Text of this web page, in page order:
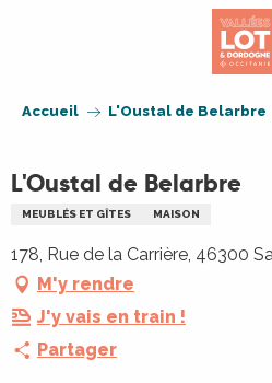
Accueil L'Oustal de Belarbre
L'Oustal de Belarbre
MEUBLÉS ET GÎTES MAISON
178, Rue de la Carrière, 46300
M'y rendre
J'y vais en train !
Partager